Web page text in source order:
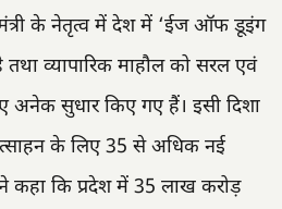
के नेतृत्व में देश में ‘ईज ऑफ डूइंग
व्यापारिक माहौल को सरल एवं
सुधार किए गए हैं। इसी दिशा
के लिए 35 से अधिक नई
कहा कि प्रदेश में 35 लाख करोड़